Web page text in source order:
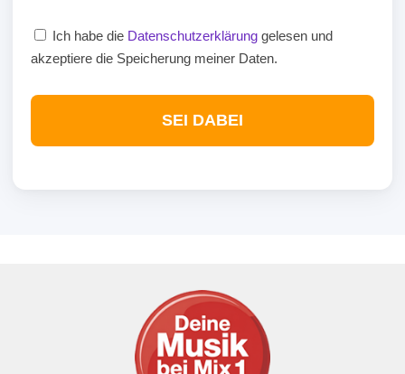
Ich habe die Datenschutzerklärung gelesen und
akzeptiere die Speicherung meiner Daten.
SEI DABEI